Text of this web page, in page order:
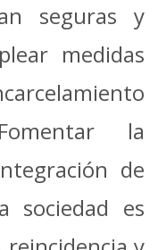
seguras y
medidas
la
de
sociedad es